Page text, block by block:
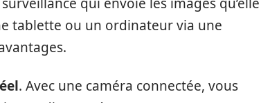
tablette ou un ordinateur via une
. Avec une caméra connectée, vous